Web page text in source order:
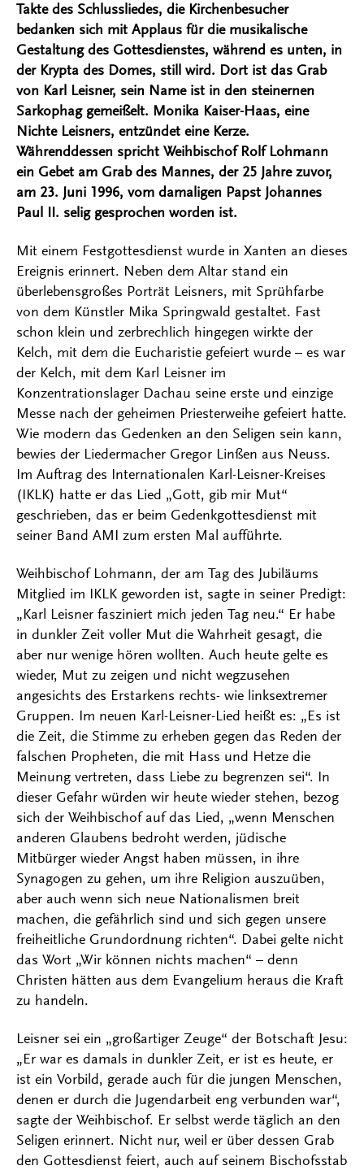
Takte des Schlussliedes, die Kirchenbesucher
bedanken sich mit Applaus für die musikalische
Gestaltung des Gottesdienstes, während es unten, in
der Krypta des Domes, still wird. Dort ist das Grab
von Karl Leisner, sein Name ist in den steinernen
Sarkophag gemeißelt. Monika Kaiser-Haas, eine
Nichte Leisners, entzündet eine Kerze.
Währenddessen spricht Weihbischof Rolf Lohmann
ein Gebet am Grab des Mannes, der 25 Jahre zuvor,
am 23. Juni 1996, vom damaligen Papst Johannes
Paul II. selig gesprochen worden ist.
Mit einem Festgottesdienst wurde in Xanten an dieses
Ereignis erinnert. Neben dem Altar stand ein
überlebensgroßes Porträt Leisners, mit Sprühfarbe
von dem Künstler Mika Springwald gestaltet. Fast
schon klein und zerbrechlich hingegen wirkte der
Kelch, mit dem die Eucharistie gefeiert wurde – es war
der Kelch, mit dem Karl Leisner im
Konzentrationslager Dachau seine erste und einzige
Messe nach der geheimen Priesterweihe gefeiert hatte.
Wie modern das Gedenken an den Seligen sein kann,
bewies der Liedermacher Gregor Linßen aus Neuss.
Im Auftrag des Internationalen Karl-Leisner-Kreises
(IKLK) hatte er das Lied „Gott, gib mir Mut“
geschrieben, das er beim Gedenkgottesdienst mit
seiner Band AMI zum ersten Mal aufführte.
Weihbischof Lohmann, der am Tag des Jubiläums
Mitglied im IKLK geworden ist, sagte in seiner Predigt:
„Karl Leisner fasziniert mich jeden Tag neu.“ Er habe
in dunkler Zeit voller Mut die Wahrheit gesagt, die
aber nur wenige hören wollten. Auch heute gelte es
wieder, Mut zu zeigen und nicht wegzusehen
angesichts des Erstarkens rechts- wie linksextremer
Gruppen. Im neuen Karl-Leisner-Lied heißt es: „Es ist
die Zeit, die Stimme zu erheben gegen das Reden der
falschen Propheten, die mit Hass und Hetze die
Meinung vertreten, dass Liebe zu begrenzen sei“. In
dieser Gefahr würden wir heute wieder stehen, bezog
sich der Weihbischof auf das Lied, „wenn Menschen
anderen Glaubens bedroht werden, jüdische
Mitbürger wieder Angst haben müssen, in ihre
Synagogen zu gehen, um ihre Religion auszuüben,
aber auch wenn sich neue Nationalismen breit
machen, die gefährlich sind und sich gegen unsere
freiheitliche Grundordnung richten“. Dabei gelte nicht
das Wort „Wir können nichts machen“ – denn
Christen hätten aus dem Evangelium heraus die Kraft
zu handeln.
Leisner sei ein „großartiger Zeuge“ der Botschaft Jesu:
„Er war es damals in dunkler Zeit, er ist es heute, er
ist ein Vorbild, gerade auch für die jungen Menschen,
denen er durch die Jugendarbeit eng verbunden war“,
sagte der Weihbischof. Er selbst werde täglich an den
Seligen erinnert. Nicht nur, weil er über dessen Grab
den Gottesdienst feiert, auch auf seinem Bischofsstab